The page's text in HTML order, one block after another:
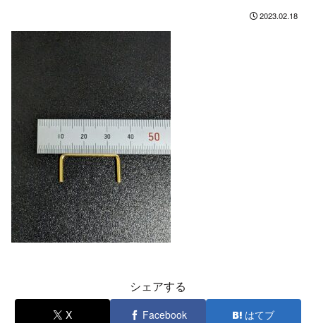
2023.02.18
シェアする
X Facebook はてブ